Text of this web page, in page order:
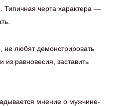
Типичная черта характера —
любят демонстрировать
равновесия, заставить
мнение о мужчине-